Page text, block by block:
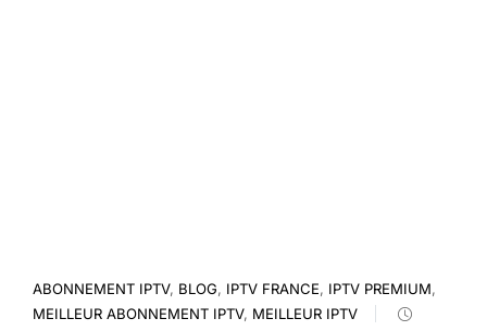
ABONNEMENT IPTV, BLOG, IPTV FRANCE, IPTV PREMIUM,
MEILLEUR ABONNEMENT IPTV, MEILLEUR IPTV